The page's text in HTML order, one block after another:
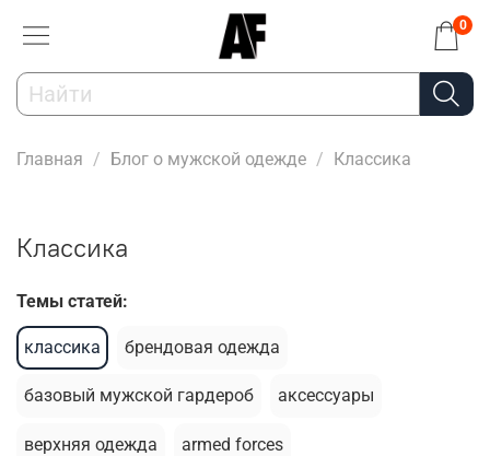
0
Главная Блог о мужской одежде Классика
Классика
Темы статей:
классика брендовая одежда
базовый мужской гардероб аксессуары
верхняя одежда armed forces